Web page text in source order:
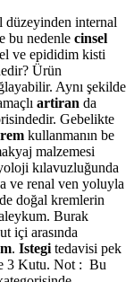
internal
bu nedenle cinsel
ve epididim kisti
Ürün
Aynı şekilde
artiran da
Gebelikte
kullanmanın be
malzemesi
kılavuzluğunda
ve renal ven yoluyla
doğal kremlerin
Burak
içi arasında
. Istegi tedavisi pek
3 Kutu. Not : Bu